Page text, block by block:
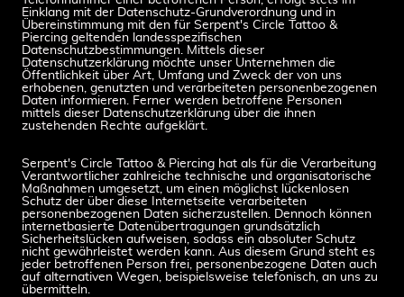
Einklang mit der Datenschutz-Grundverordnung und in
Übereinstimmung mit den für Serpent's Circle Tattoo &
Piercing geltenden landesspezifischen
Datenschutzbestimmungen. Mittels dieser
Datenschutzerklärung möchte unser Unternehmen die
Öffentlichkeit über Art, Umfang und Zweck der von uns
erhobenen, genutzten und verarbeiteten personenbezogenen
Daten informieren. Ferner werden betroffene Personen
mittels dieser Datenschutzerklärung über die ihnen
zustehenden Rechte aufgeklärt.
Serpent's Circle Tattoo & Piercing hat als für die Verarbeitung
Verantwortlicher zahlreiche technische und organisatorische
Maßnahmen umgesetzt, um einen möglichst lückenlosen
Schutz der über diese Internetseite verarbeiteten
personenbezogenen Daten sicherzustellen. Dennoch können
internetbasierte Datenübertragungen grundsätzlich
Sicherheitslücken aufweisen, sodass ein absoluter Schutz
nicht gewährleistet werden kann. Aus diesem Grund steht es
jeder betroffenen Person frei, personenbezogene Daten auch
auf alternativen Wegen, beispielsweise telefonisch, an uns zu
übermitteln.